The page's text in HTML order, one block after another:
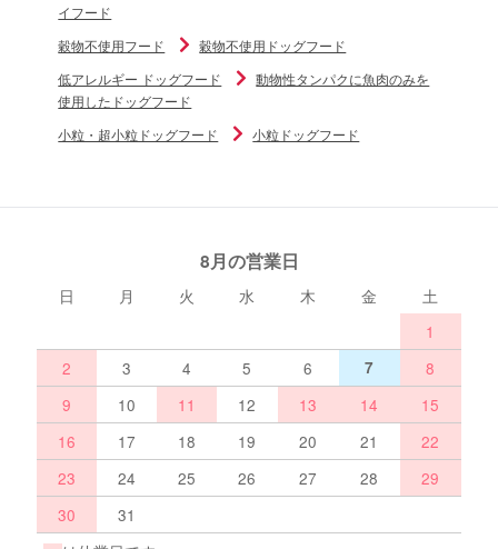
イフード
穀物不使用フード
穀物不使用ドッグフード
低アレルギー ドッグフード
動物性タンパクに魚肉のみを
使用したドッグフード
小粒・超小粒ドッグフード
小粒ドッグフード
8月の営業日
日 月 火 水 木 金
土
1
2
3 4 5 6 7
8
9
10 11 12 13 14
15
16
17 18 19 20 21
22
23
24 25 26 27 28
29
30
31